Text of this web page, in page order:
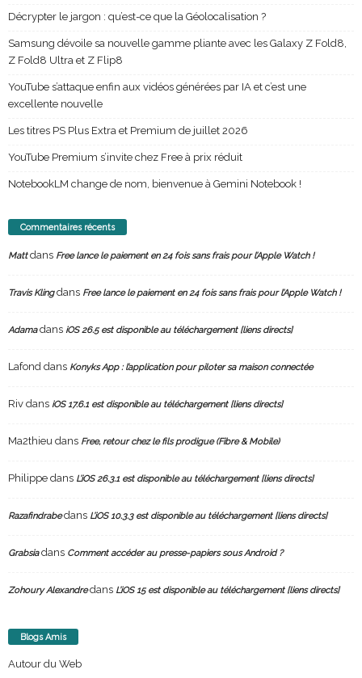
Décrypter le jargon : qu’est-ce que la Géolocalisation ?
Samsung dévoile sa nouvelle gamme pliante avec les Galaxy Z Fold8,
Z Fold8 Ultra et Z Flip8
YouTube s’attaque enfin aux vidéos générées par IA et c’est une
excellente nouvelle
Les titres PS Plus Extra et Premium de juillet 2026
YouTube Premium s’invite chez Free à prix réduit
NotebookLM change de nom, bienvenue à Gemini Notebook !
Commentaires récents
Mattdans Free lance le paiement en 24 fois sans frais pour l’Apple Watch !
Travis Klingdans Free lance le paiement en 24 fois sans frais pour l’Apple Watch !
Adamadans iOS 26.5 est disponible au téléchargement [liens directs]
Lafond dans Konyks App : l’application pour piloter sa maison connectée
Riv dans iOS 17.6.1 est disponible au téléchargement [liens directs]
Ma2thieu dans Free, retour chez le fils prodigue (Fibre & Mobile)
Philippe dans L’iOS 26.3.1 est disponible au téléchargement [liens directs]
Razafindrabedans L’iOS 10.3.3 est disponible au téléchargement [liens directs]
Grabsiadans Comment accéder au presse-papiers sous Android ?
Zohoury Alexandredans L’iOS 15 est disponible au téléchargement [liens directs]
Blogs Amis
Autour du Web